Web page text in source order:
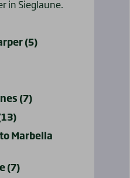
in Sieglaune.
(5)
(7)
Marbella
(7)